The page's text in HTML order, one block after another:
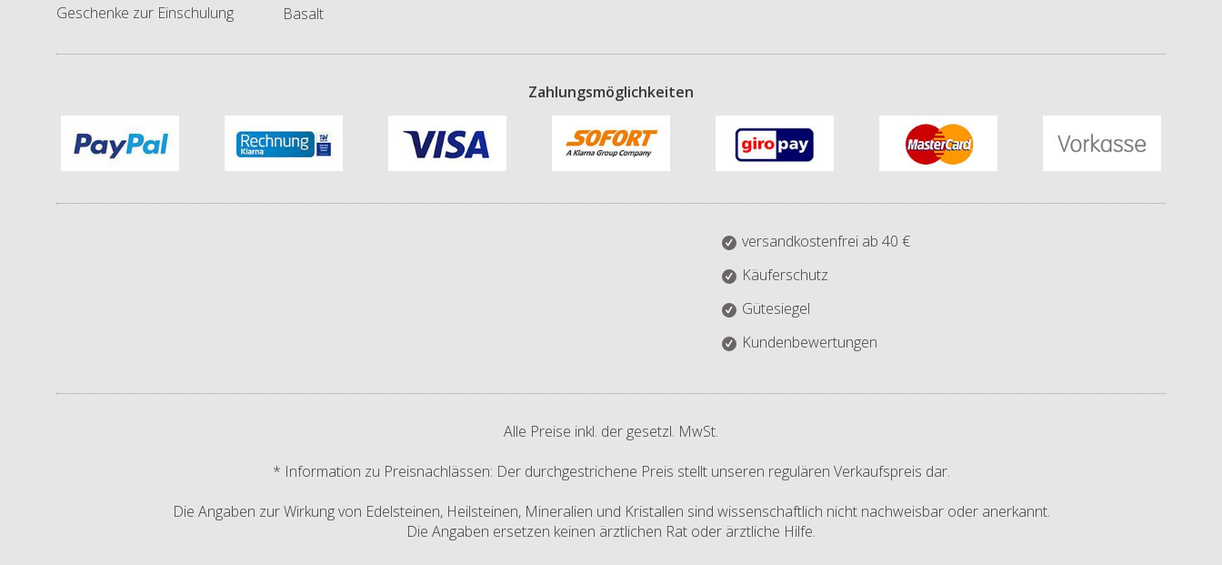
Geschenke zur Einschulung
Basalt
Zahlungsmöglichkeiten
versandkostenfrei ab 40 €
Käuferschutz
Gütesiegel
Kundenbewertungen
Alle Preise inkl. der gesetzl. MwSt.
* Information zu Preisnachlässen: Der durchgestrichene Preis stellt unseren regulären Verkaufspreis dar.
Die Angaben zur Wirkung von Edelsteinen, Heilsteinen, Mineralien und Kristallen sind wissenschaftlich nicht nachweisbar oder anerkannt.
Die Angaben ersetzen keinen ärztlichen Rat oder ärztliche Hilfe.